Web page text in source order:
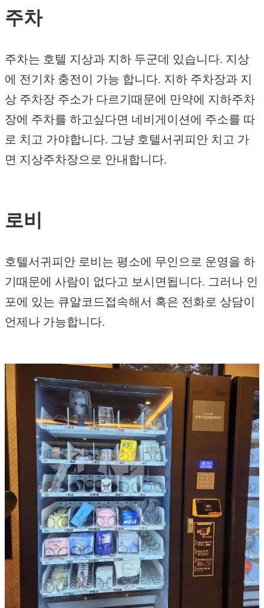
주차
주차는 호텔 지상과 지하 두군데 있습니다. 지상
에 전기차 충전이 가능 합니다. 지하 주차장과 지
상 주차장 주소가 다르기때문에 만약에 지하주차
장에 주차를 하고싶다면 네비게이션에 주소를 따
로 치고 가야합니다. 그냥 호텔서귀피안 치고 가
면 지상주차장으로 안내합니다.
로비
호텔서귀피안 로비는 평소에 무인으로 운영을 하
기때문에 사람이 없다고 보시면됩니다. 그러나 인
포에 있는 큐알코드접속해서 혹은 전화로 상담이
언제나 가능합니다.